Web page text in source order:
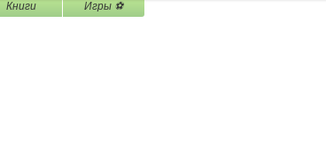
Книги Игры ⚽